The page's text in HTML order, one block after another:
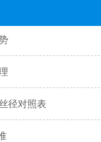
径对照表